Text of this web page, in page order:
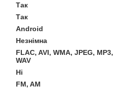
Так
Так
Android
Незнімна
FLAC, AVI, WMA, JPEG, MP3,
WAV
Ні
FM, AM